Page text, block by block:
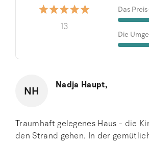
13
Das
Die
NH Nadja Haupt,
Traumhaft gelegenes Haus - die
den Strand gehen. In der